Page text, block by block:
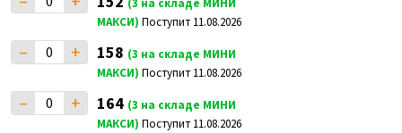
(3 на складе МИНИ
МАКСИ) Поступит 11.08.2026
– + 158 (3 на складе МИНИ
МАКСИ) Поступит 11.08.2026
– + 164 (3 на складе МИНИ
МАКСИ) Поступит 11.08.2026